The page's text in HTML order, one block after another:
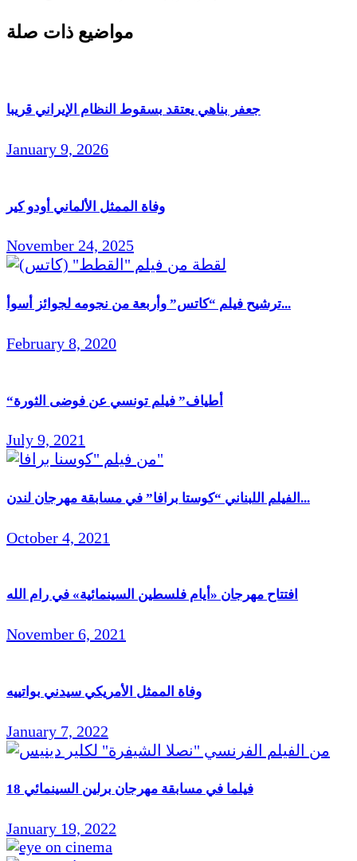
مواضيع ذات صلة
جعفر بناهي يعتقد بسقوط النظام الإيراني قريبا
January 9, 2026
وفاة الممثل الألماني أودو كير
November 24, 2025
ترشيح فيلم “كاتس” وأربعة من نجومه لجوائز أسوأ...
February 8, 2020
“أطياف” فيلم تونسي عن فوضى الثورة
July 9, 2021
الفيلم اللبناني “كوستا برافا” في مسابقة مهرجان لندن...
October 4, 2021
افتتاح مهرجان «أيام فلسطين السينمائية» في رام الله
November 6, 2021
وفاة الممثل الأمريكي سيدني بواتييه
January 7, 2022
18 فيلما في مسابقة مهرجان برلين السينمائي
January 19, 2022